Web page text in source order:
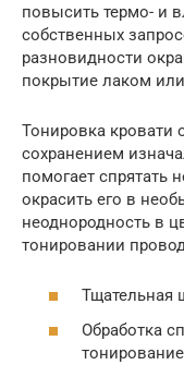
повысить термо- и
собственных
разновидности
покрытие лаком
Тонировка кровати
сохранением
помогает спрятать
окрасить его в
неоднородность в
тонировании
Тщательная
Обработка